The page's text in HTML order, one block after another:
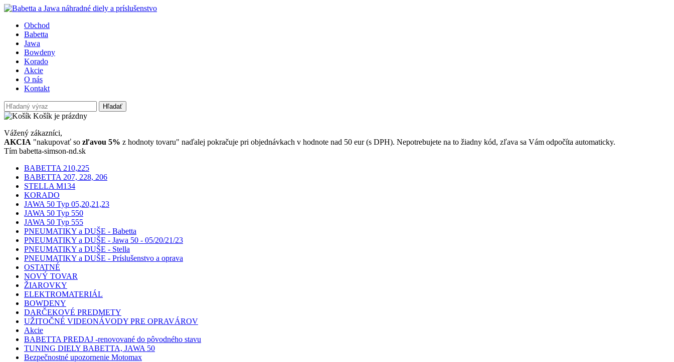
Obchod
Babetta
Jawa
Bowdeny
Korado
Akcie
O nás
Kontakt
Hľadať
Košík je prázdny
Vážený zákazníci,
AKCIA "nakupovať so zľavou 5% z hodnoty tovaru" naďalej pokračuje pri objednávkach v hodnote nad 50 eur (s DPH). Nepotrebujete na to žiadny kód, zľava sa Vám odpočíta automaticky.
Tím babetta-simson-nd.sk
BABETTA 210,225
BABETTA 207, 228, 206
STELLA M134
KORADO
JAWA 50 Typ 05,20,21,23
JAWA 50 Typ 550
JAWA 50 Typ 555
PNEUMATIKY a DUŠE - Babetta
PNEUMATIKY a DUŠE - Jawa 50 - 05/20/21/23
PNEUMATIKY a DUŠE - Stella
PNEUMATIKY a DUŠE - Príslušenstvo a oprava
OSTATNÉ
NOVÝ TOVAR
ŽIAROVKY
ELEKTROMATERIÁL
BOWDENY
DARČEKOVÉ PREDMETY
UŽITOČNÉ VIDEONÁVODY PRE OPRAVÁROV
Akcie
BABETTA PREDAJ -renovované do pôvodného stavu
TUNING DIELY BABETTA, JAWA 50
Bezpečnostné upozornenie Motomax